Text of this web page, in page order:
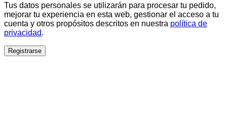
Tus datos personales se utilizarán para procesar tu pedido,
mejorar tu experiencia en esta web, gestionar el acceso a tu
cuenta y otros propósitos descritos en nuestra política de
privacidad.
Registrarse